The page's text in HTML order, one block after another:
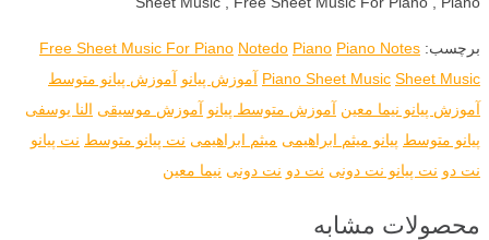
برچسب: Free Sheet Music For Piano Notedo Piano Piano Notes
Piano Sheet Music Sheet Music آموزش پیانو آموزش پیانو متوسط
آموزش پیانو نیما معین آموزش متوسط پیانو آموزش موسیقی النا یوسفی
پیانو متوسط پیانو میثم ابراهیمی میثم ابراهیمی نت پیانو متوسط نت پیانو
نت دو نت پیانو نت دونی نت دو نت دونی نیما معین
محصولات مشابه